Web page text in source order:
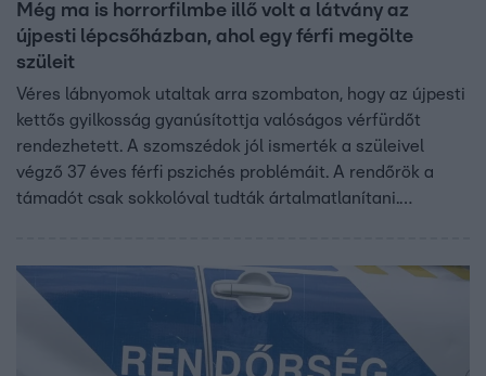
Még ma is horrorfilmbe illő volt a látvány az
újpesti lépcsőházban, ahol egy férfi megölte
szüleit
Véres lábnyomok utaltak arra szombaton, hogy az újpesti
kettős gyilkosság gyanúsítottja valóságos vérfürdőt
rendezhetett. A szomszédok jól ismerték a szüleivel
végző 37 éves férfi pszichés problémáit. A rendőrök a
támadót csak sokkolóval tudták ártalmatlanítani.